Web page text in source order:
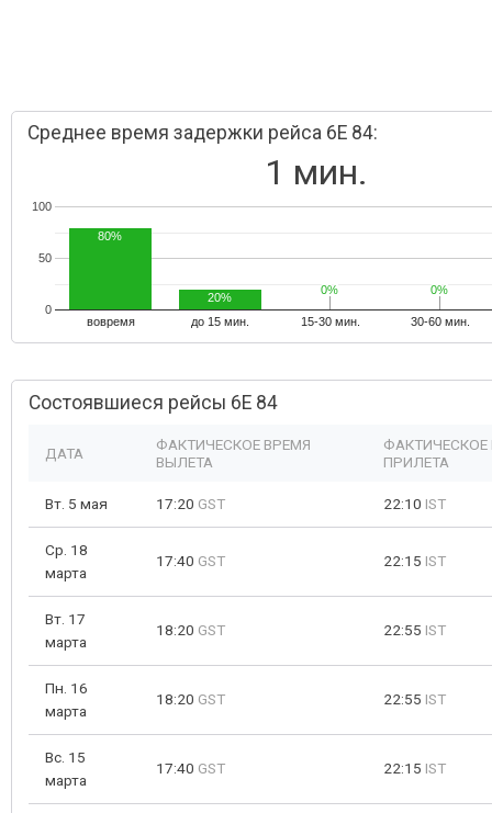
Среднее время задержки рейса 6E 84:
1 мин.
вовремя до 15 мин. 15-30 мин. 30-60 мин.
0
50
100
80%
20%
0%
0% 0%
0%
Состоявшиеся рейсы 6E 84
ДАТА
ФАКТИЧЕСКОЕ ВРЕМЯ
ВЫЛЕТА
ФАКТИЧЕСКОЕ
ПРИЛЕТА
Вт. 5 мая 17:20 GST 22:10 IST
Ср. 18
марта
17:40 GST 22:15 IST
Вт. 17
марта
18:20 GST 22:55 IST
Пн. 16
марта
18:20 GST 22:55 IST
Вс. 15
марта
17:40 GST 22:15 IST